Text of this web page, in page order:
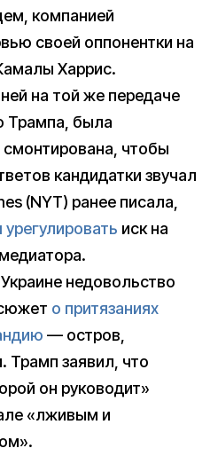
компанией
своей оппонентки на
Харрис.
на той же передаче
Трампа, была
чтобы
кандидатки звучал
(NYT) ранее писала,
иск на
недовольство
о притязаниях
— остров,
заявил, что
он руководит»
«лживым и